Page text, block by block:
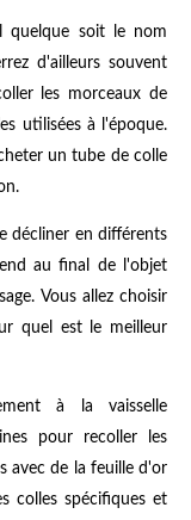
quelque soit le nom
d'ailleurs souvent
les morceaux de
utilisées à l'époque.
un tube de colle
décliner en différents
au final de l'objet
Vous allez choisir
quel est le meilleur
à la vaisselle
pour recoller les
avec de la feuille d'or
colles spécifiques et